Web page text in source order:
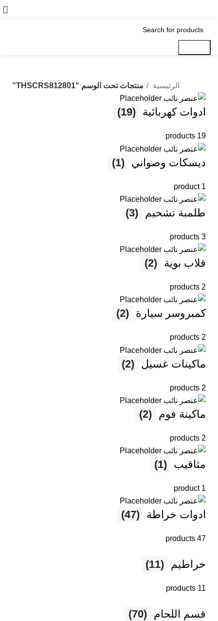
الرئيسية منتجات تحت الوسم “THSCRS812801”
ادوات كهربائية (19)
19 products
ديسكات وصواني (1)
1 product
طلمبة تشحيم (3)
3 products
قلاب بوية (2)
2 products
كمبروسر سيارة (2)
2 products
ماكينات غسيل (2)
2 products
ماكينة فوم (2)
2 products
مثاقيب (1)
1 product
ادوات خراطة (47)
47 products
خراطيم (11)
11 products
قسم اللحام (70)